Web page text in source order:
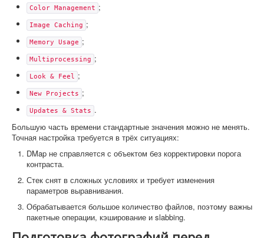
Color Management ;
Image Caching ;
Memory Usage ;
Multiprocessing ;
Look & Feel ;
New Projects ;
Updates & Stats .
Большую часть времени стандартные значения можно не менять.
Точная настройка требуется в трёх ситуациях:
DMap не справляется с объектом без корректировки порога
контраста.
Стек снят в сложных условиях и требует изменения
параметров выравнивания.
Обрабатывается большое количество файлов, поэтому важны
пакетные операции, кэширование и slabbing.